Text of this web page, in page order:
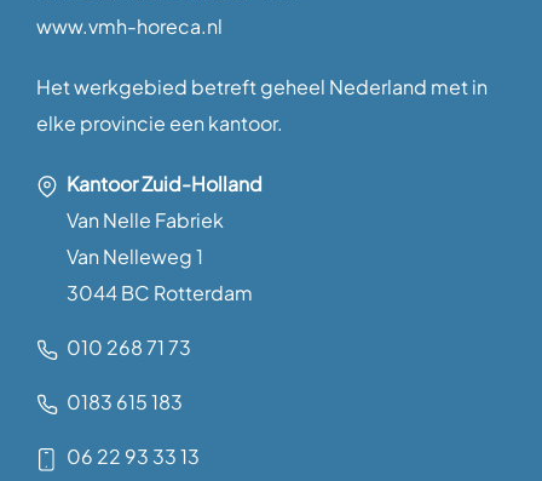
www.vmh-horeca.nl
Het werkgebied betreft geheel Nederland met in
elke provincie een kantoor.
Kantoor Zuid-Holland
Van Nelle Fabriek
Van Nelleweg 1
3044 BC Rotterdam
010 268 71 73
0183 615 183
06 22 93 33 13